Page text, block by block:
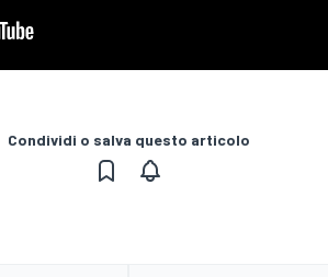
Condividi o salva questo articolo